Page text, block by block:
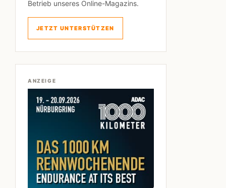
Betrieb unseres Online-Magazins.
JETZT UNTERSTÜTZEN
ANZEIGE